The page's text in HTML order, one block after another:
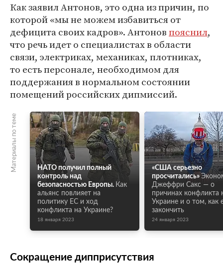
Как заявил Антонов, это одна из причин, по
которой «мы не можем избавиться от
дефицита своих кадров». Антоновпояснил,
что речь идет о специалистах в области
связи, электриках, механиках, плотниках,
то есть персонале, необходимом для
поддержания в нормальном состоянии
помещений российских дипмиссий.
Материалы по теме
НАТО получил полный
контроль над
безопасностью Европы. Как
альянс повлияет на
политику ЕС и ход
конфликта на Украине?
18 января 2023
«США серьезно
просчитались»
Джеффри Сакс — о
причинах конфликта
Украине и о том, как
закончить
24 января 2023
Сокращение дипприсутствия